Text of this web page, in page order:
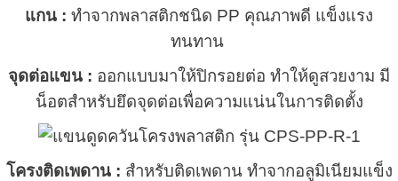
แกน : ทำจากพลาสติกชนิด PP คุณภาพดี แข็งแรง
ทนทาน
จุดต่อแขน : ออกแบบมาให้ปิกรอยต่อ ทำให้ดูสวยงาม มี
น็อตสำหรับยึดจุดต่อเพื่อความแน่นในการติดตั้ง
โครงติดเพดาน : สำหรับติดเพดาน ทำจากอลูมิเนียมแข็ง